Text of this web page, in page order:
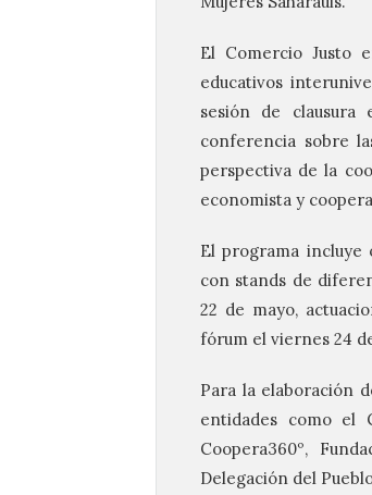
El Comercio Justo
educativos
sesión de
conferencia sobre
perspectiva de la
economista y
El programa incluye
con stands de
22 de mayo,
fórum el viernes 24
Para la elaboración
entidades como el
Coopera360º,
Delegación del